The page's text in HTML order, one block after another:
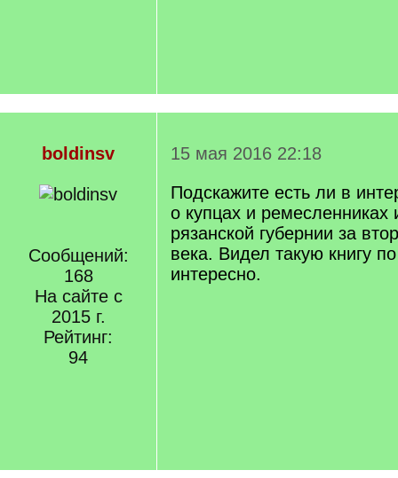
boldinsv
Сообщений:
168
На сайте с
2015 г.
Рейтинг:
94
15 мая 2016 22:18
Подскажите есть ли в
о купцах и ремесленниках
рязанской губернии за
века. Видел такую книгу
интересно.